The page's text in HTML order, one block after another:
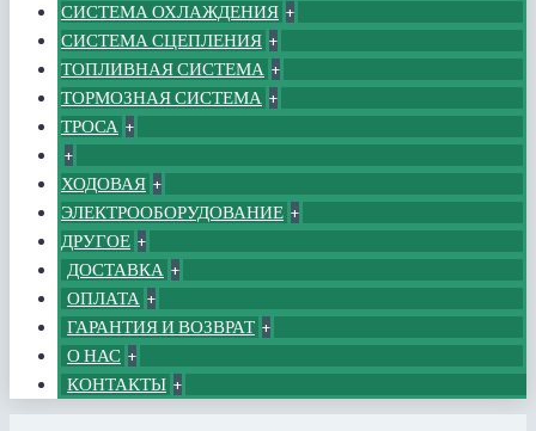
СИСТЕМА ОХЛАЖДЕНИЯ +
СИСТЕМА СЦЕПЛЕНИЯ +
ТОПЛИВНАЯ СИСТЕМА +
ТОРМОЗНАЯ СИСТЕМА +
ТРОСА +
+
ХОДОВАЯ +
ЭЛЕКТРООБОРУДОВАНИЕ +
ДРУГОЕ +
ДОСТАВКА +
ОПЛАТА +
ГАРАНТИЯ И ВОЗВРАТ +
О НАС +
КОНТАКТЫ +